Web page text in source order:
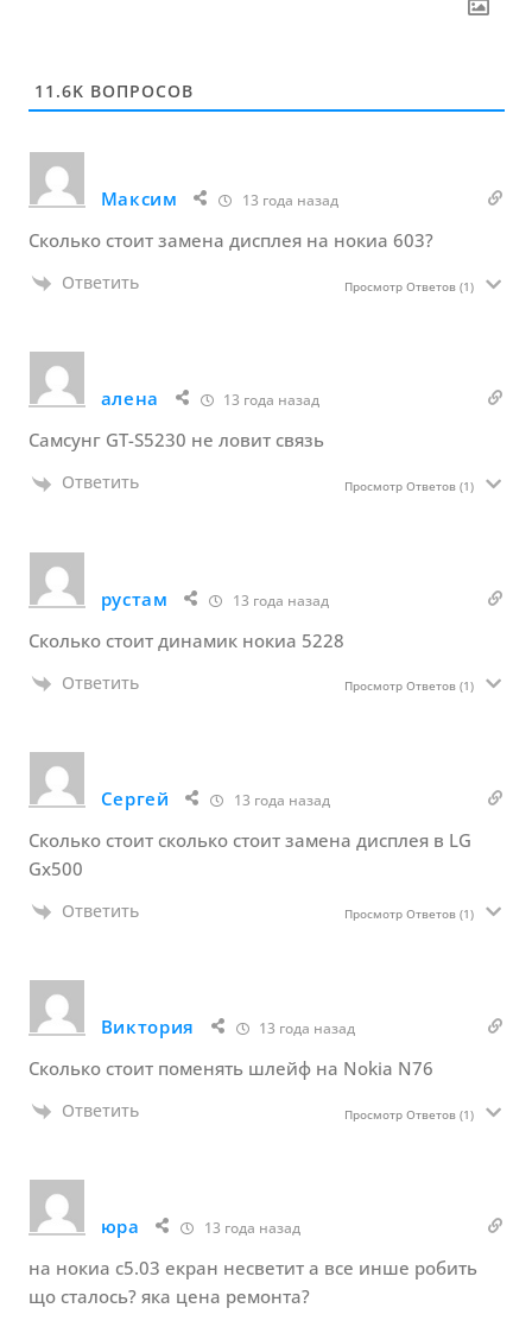
11.6K ВОПРОСОВ
Максим 13 года назад
Сколько стоит замена дисплея на нокиа 603?
Ответить Просмотр Ответов(1)
алена 13 года назад
Самсунг GT-S5230 не ловит связь
Ответить Просмотр Ответов(1)
рустам 13 года назад
Сколько стоит динамик нокиа 5228
Ответить Просмотр Ответов(1)
Сергей 13 года назад
Сколько стоит сколько стоит замена дисплея в LG
Gx500
Ответить Просмотр Ответов(1)
Виктория 13 года назад
Сколько стоит поменять шлейф на Nokia N76
Ответить Просмотр Ответов(1)
юра 13 года назад
на нокиа с5.03 екран несветит а все инше робить
що сталось? яка цена ремонта?